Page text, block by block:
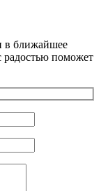
в ближайшее
радостью поможет